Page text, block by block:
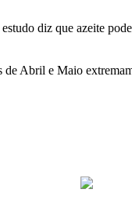
diz que azeite
de Abril e Maio